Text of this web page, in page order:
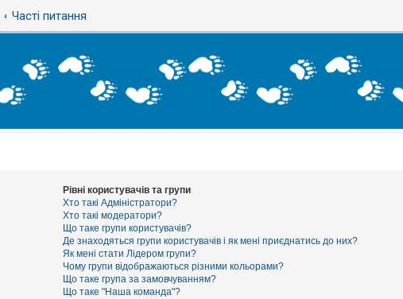
Часті питання
Рівні користувачів та групи
Хто такі Адміністратори?
Хто такі модератори?
Що таке групи користувачів?
Де знаходяться групи користувачів і як мені приєднатись до них?
Як мені стати Лідером групи?
Чому групи відображаються різними кольорами?
Що таке група за замовчуванням?
Що таке "Наша команда"?